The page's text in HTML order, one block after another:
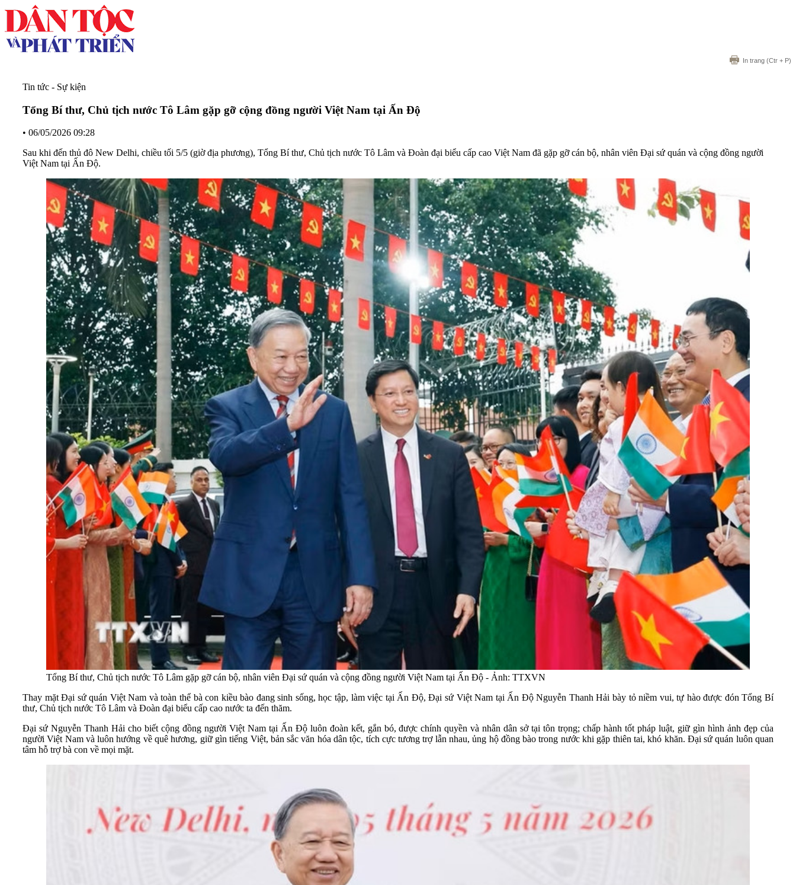
In trang (Ctr + P)
Tin tức - Sự kiện
Tổng Bí thư, Chủ tịch nước Tô Lâm gặp gỡ cộng đồng người Việt Nam tại Ấn Độ
• 06/05/2026 09:28
Sau khi đến thủ đô New Delhi, chiều tối 5/5 (giờ địa phương), Tổng Bí thư, Chủ tịch nước Tô Lâm và Đoàn đại biểu cấp cao Việt Nam đã gặp gỡ cán bộ, nhân viên Đại sứ quán và cộng đồng người
Việt Nam tại Ấn Độ.
Tổng Bí thư, Chủ tịch nước Tô Lâm gặp gỡ cán bộ, nhân viên Đại sứ quán và cộng đồng người Việt Nam tại Ấn Độ - Ảnh: TTXVN
Thay mặt Đại sứ quán Việt Nam và toàn thể bà con kiều bào đang sinh sống, học tập, làm việc tại Ấn Độ, Đại sứ Việt Nam tại Ấn Độ Nguyễn Thanh Hải bày tỏ niềm vui, tự hào được đón Tổng Bí
thư, Chủ tịch nước Tô Lâm và Đoàn đại biểu cấp cao nước ta đến thăm.
Đại sứ Nguyễn Thanh Hải cho biết cộng đồng người Việt Nam tại Ấn Độ luôn đoàn kết, gắn bó, được chính quyền và nhân dân sở tại tôn trọng; chấp hành tốt pháp luật, giữ gìn hình ảnh đẹp của
người Việt Nam và luôn hướng về quê hương, giữ gìn tiếng Việt, bản sắc văn hóa dân tộc, tích cực tương trợ lẫn nhau, ủng hộ đồng bào trong nước khi gặp thiên tai, khó khăn. Đại sứ quán luôn quan
tâm hỗ trợ bà con về mọi mặt.